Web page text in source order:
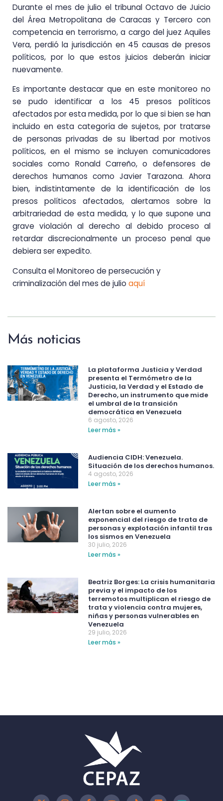
Durante el mes de julio el tribunal Octavo de Juicio
del Área Metropolitana de Caracas y Tercero con
competencia en terrorismo, a cargo del juez Aquiles
Vera, perdió la jurisdicción en 45 causas de presos
políticos, por lo que estos juicios deberán iniciar
nuevamente.
Es importante destacar que en este monitoreo no
se pudo identificar a los 45 presos políticos
afectados por esta medida, por lo que si bien se han
incluido en esta categoría de sujetos, por tratarse
de personas privadas de su libertad por motivos
políticos, en el mismo se incluyen comunicadores
sociales como Ronald Carreño, o defensores de
derechos humanos como Javier Tarazona. Ahora
bien, indistintamente de la identificación de los
presos políticos afectados, alertamos sobre la
arbitrariedad de esta medida, y lo que supone una
grave violación al derecho al debido proceso al
retardar discrecionalmente un proceso penal que
debiera ser expedito.
Consulta el Monitoreo de persecución y
criminalización del mes de julio aquí
Más noticias
La plataforma Justicia y Verdad
presenta el Termómetro de la
Justicia, la Verdad y el Estado de
Derecho, un instrumento que mide
el umbral de la transición
democrática en Venezuela
6 agosto, 2026
Leer más »
Audiencia CIDH: Venezuela.
Situación de los derechos humanos.
4 agosto, 2026
Leer más »
Alertan sobre el aumento
exponencial del riesgo de trata de
personas y explotación infantil tras
los sismos en Venezuela
30 julio, 2026
Leer más »
Beatriz Borges: La crisis humanitaria
previa y el impacto de los
terremotos multiplican el riesgo de
trata y violencia contra mujeres,
niñas y personas vulnerables en
Venezuela
29 julio, 2026
Leer más »